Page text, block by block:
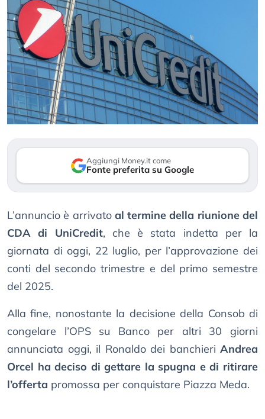
Aggiungi Money.it come
Fonte preferita su Google
L’annuncio è arrivato al termine della riunione del
CDA di UniCredit, che è stata indetta per la
giornata di oggi, 22 luglio, per l’approvazione dei
conti del secondo trimestre e del primo semestre
del 2025.
Alla fine, nonostante la decisione della Consob di
congelare l’OPS su Banco per altri 30 giorni
annunciata oggi, il Ronaldo dei banchieri Andrea
Orcel ha deciso di gettare la spugna e di ritirare
l’offerta promossa per conquistare Piazza Meda.